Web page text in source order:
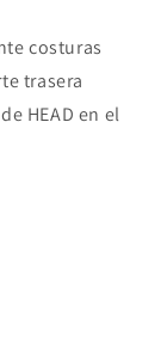
costuras
trasera
HEAD en el